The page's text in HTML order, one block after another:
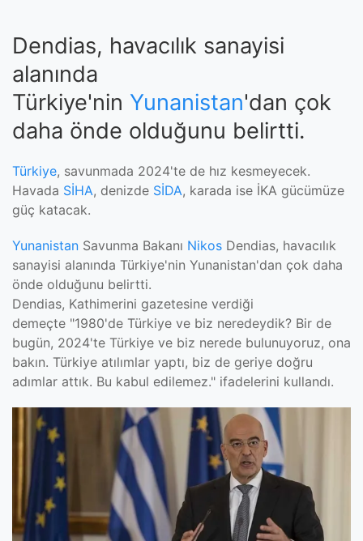
Dendias, havacılık sanayisi
alanında
Türkiye'nin Yunanistan'dan çok
daha önde olduğunu belirtti.
Türkiye, savunmada 2024'te de hız kesmeyecek.
Havada SİHA, denizde SİDA, karada ise İKA gücümüze
güç katacak.
Yunanistan Savunma Bakanı Nikos Dendias, havacılık
sanayisi alanında Türkiye'nin Yunanistan'dan çok daha
önde olduğunu belirtti.
Dendias, Kathimerini gazetesine verdiği
demeçte "1980'de Türkiye ve biz neredeydik? Bir de
bugün, 2024'te Türkiye ve biz nerede bulunuyoruz, ona
bakın. Türkiye atılımlar yaptı, biz de geriye doğru
adımlar attık. Bu kabul edilemez." ifadelerini kullandı.